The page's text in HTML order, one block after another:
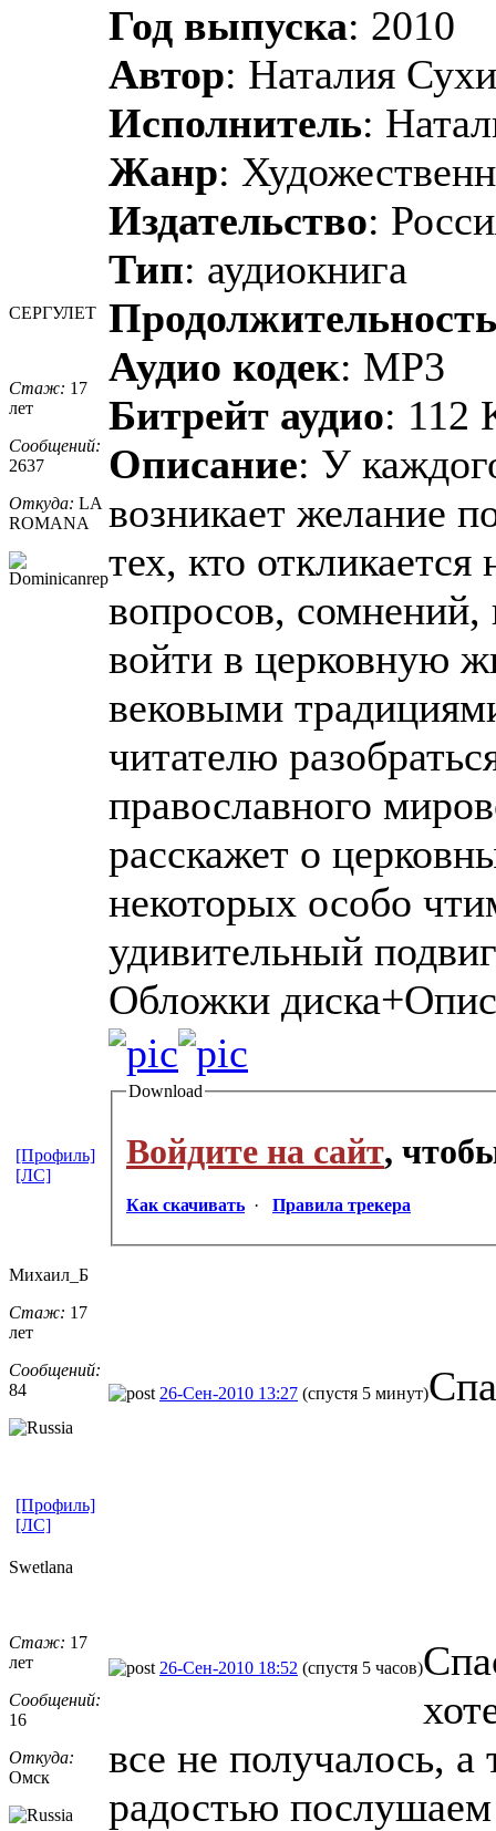
СЕРГУЛЕТ
Стаж: 17
лет
Сообщений:
2637
Откуда: LA
ROMANA
Год выпуска: 2010
Автор: Наталия
Исполнитель:
Жанр:
Издательство:
Тип: аудиокнига
Продолжительность
Аудио кодек: MP3
Битрейт аудио: 112
Описание: У
возникает желание
тех, кто
вопросов,
войти в церковную
вековыми
читателю
православного
расскажет о
некоторых особо
удивительный
Обложки
Download
Войдите на сайт,
Как скачивать · Правила трекера
[Профиль]
[ЛС]
Михаил_Б
Стаж: 17
лет
Сообщений:
84
26-Сен-2010 13:27 (спустя 5 минут)
[Профиль]
[ЛС]
Swetlana
Стаж: 17
лет
Сообщений:
16
Откуда:
Омск
26-Сен-2010 18:52 (спустя 5 часов)
все не получалось,
радостью